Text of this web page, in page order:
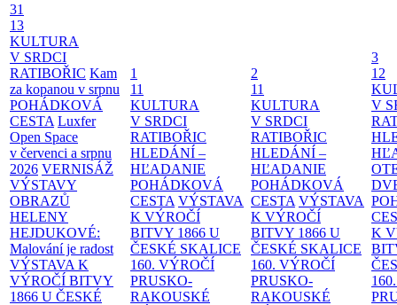
31
13
KULTURA
V SRDCI
RATIBOŘIC Kam
za kopanou v srpnu
POHÁDKOVÁ
CESTA Luxfer
Open Space
v červenci a srpnu
2026 VERNISÁŽ
VÝSTAVY
OBRAZŮ
HELENY
HEJDUKOVÉ:
Malování je radost
VÝSTAVA K
VÝROČÍ BITVY
1866 U ČESKÉ
1
11
KULTURA
V SRDCI
RATIBOŘIC
HLEDÁNÍ –
HĽADANIE
POHÁDKOVÁ
CESTA VÝSTAVA
K VÝROČÍ
BITVY 1866 U
ČESKÉ SKALICE
160. VÝROČÍ
PRUSKO-
RAKOUSKÉ
2
11
KULTURA
V SRDCI
RATIBOŘIC
HLEDÁNÍ –
HĽADANIE
POHÁDKOVÁ
CESTA VÝSTAVA
K VÝROČÍ
BITVY 1866 U
ČESKÉ SKALICE
160. VÝROČÍ
PRUSKO-
RAKOUSKÉ
3
12
V
K